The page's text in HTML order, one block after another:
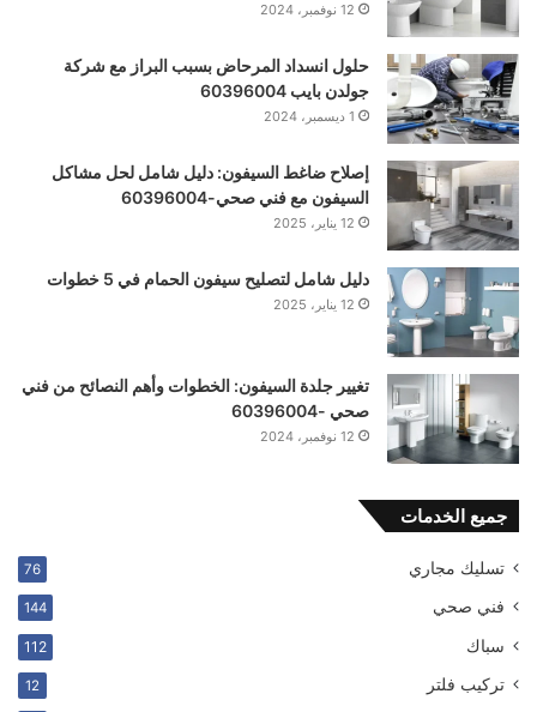
12 نوفمبر، 2024
حلول انسداد المرحاض بسبب البراز مع شركة
جولدن بايب 60396004
1 ديسمبر، 2024
إصلاح ضاغط السيفون: دليل شامل لحل مشاكل
السيفون مع فني صحي-60396004
12 يناير، 2025
دليل شامل لتصليح سيفون الحمام في 5 خطوات
12 يناير، 2025
تغيير جلدة السيفون: الخطوات وأهم النصائح من فني
صحي -60396004
12 نوفمبر، 2024
جميع الخدمات
تسليك مجاري 76
فني صحي 144
سباك 112
ترکیب فلتر 12